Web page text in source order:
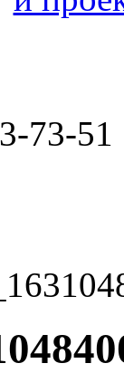
73-51